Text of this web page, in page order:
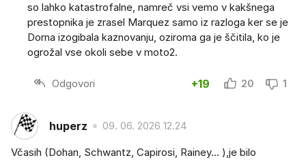
so lahko katastrofalne, namreč vsi vemo v kakšnega
prestopnika je zrasel Marquez samo iz razloga ker se je
Dorna izogibala kaznovanju, oziroma ga je ščitila, ko je
ogrožal vse okoli sebe v moto2.
Odgovori +19 20 1
huperz 09. 06. 2026 12.24
Včasih (Dohan, Schwantz, Capirosi, Rainey... ),je bilo